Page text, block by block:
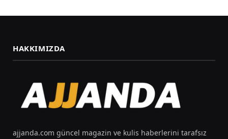
HAKKIMIZDA
ajjanda.com güncel magazin ve kulis haberlerini tarafsız